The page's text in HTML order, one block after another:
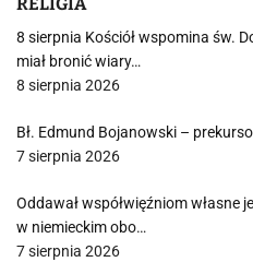
8 sierpnia Kościół wspomina św.
miał bronić wiary…
8 sierpnia 2026
Bł. Edmund Bojanowski –
7 sierpnia 2026
Oddawał współwięźniom własne
w niemieckim obo…
7 sierpnia 2026